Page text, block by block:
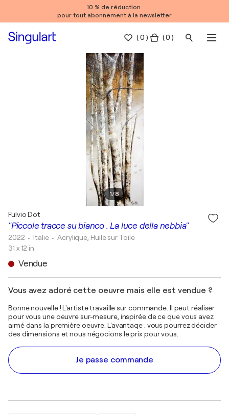
10 % de réduction
pour tout abonnement à la newsletter
(0 ) ( 0 )
1/8
"Piccole tracce su bianco . La luce della nebbia"
Fulvio Dot
2022 • Italie •Acrylique, Huile sur Toile
31 x 12 in
Vendue
Vous avez adoré cette oeuvre mais elle est vendue ?
Bonne nouvelle ! L'artiste travaille sur commande. Il peut réaliser
pour vous une oeuvre sur-mesure, inspirée de ce que vous avez
aimé dans la première oeuvre. L'avantage : vous pourrez décider
des dimensions et nous négocions le prix pour vous.
Je passe commande